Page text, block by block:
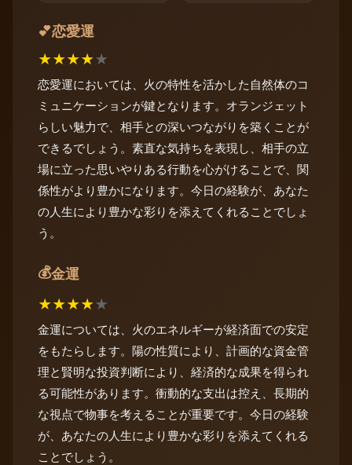
💕恋愛運
★★★★★
恋愛運においては、火の特性を活かした自然体のコ
ミュニケーションが鍵となります。オランジェット
らしい魅力で、相手との深いつながりを築くことが
できるでしょう。素直な気持ちを表現し、相手の立
場に立った思いやりある行動を心がけることで、関
係性がより豊かになります。今日の経験が、あなた
の人生により豊かな彩りを添えてくれることでしょ
う。
💰金運
★★★★★
金運については、火のエネルギーが経済面での安定
をもたらします。陽の性質により、計画的な資金管
理と賢明な投資判断により、経済的な成果を得られ
る可能性があります。衝動的な支出は控え、長期的
な視点で物事を考えることが重要です。今日の経験
が、あなたの人生により豊かな彩りを添えてくれる
ことでしょう。